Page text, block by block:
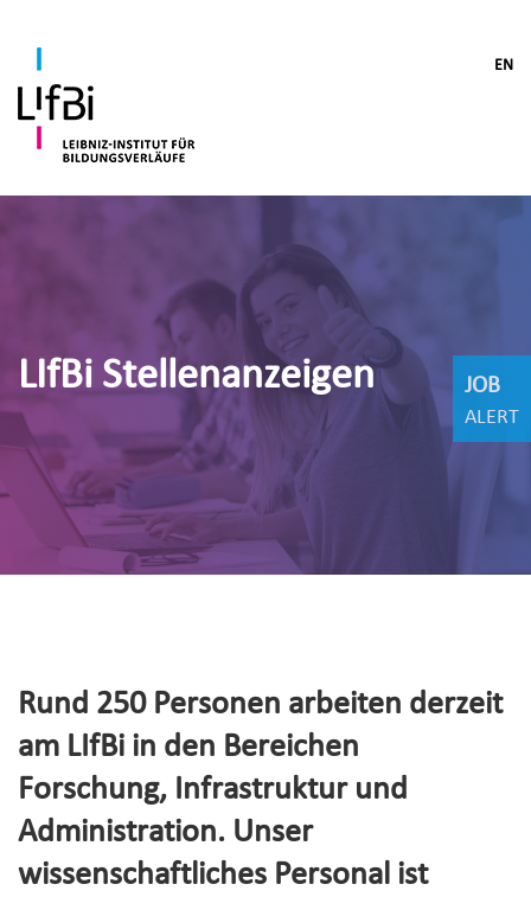
EN
LIfBi Stellenanzeigen
Rund 250 Personen arbeiten derzeit
am LIfBi in den Bereichen
Forschung, Infrastruktur und
Administration. Unser
wissenschaftliches Personal ist
JOB
ALERT